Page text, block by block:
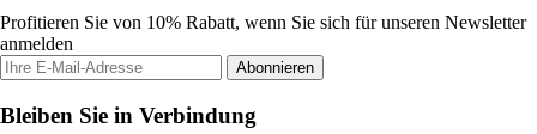
Profitieren Sie von 10% Rabatt, wenn Sie sich für unseren Newsletter
anmelden
Abonnieren
Bleiben Sie in Verbindung